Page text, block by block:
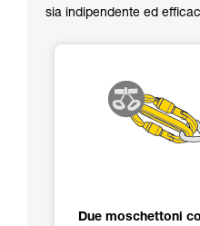
sia indipendente ed
Due moschettoni